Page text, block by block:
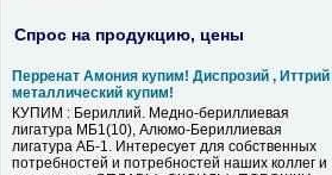
Спрос на продукцию, цены
Перренат Амония купим! Диспрозий , Иттрий
металлический купим!
КУПИМ : Бериллий. Медно-бериллиевая
лигатура МБ1(10), Алюмо-Бериллиевая
лигатура АБ-1. Интересует для собственных
потребностей и потребностей наших коллег и